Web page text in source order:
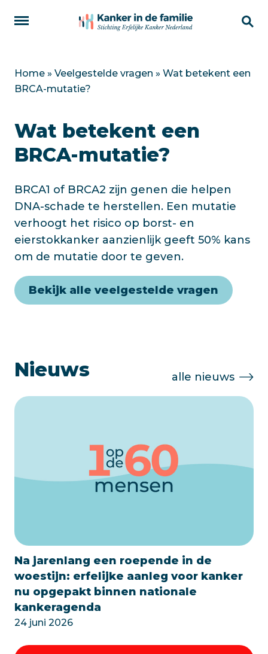
Home » Veelgestelde vragen » Wat betekent een
BRCA-mutatie?
Wat betekent een
BRCA-mutatie?
BRCA1 of BRCA2 zijn genen die helpen
DNA-schade te herstellen. Een mutatie
verhoogt het risico op borst- en
eierstokkanker aanzienlijk geeft 50% kans
om de mutatie door te geven.
Bekijk alle veelgestelde vragen
Nieuws alle nieuws
Na jarenlang een roepende in de
woestijn: erfelijke aanleg voor kanker
nu opgepakt binnen nationale
kankeragenda
24 juni 2026